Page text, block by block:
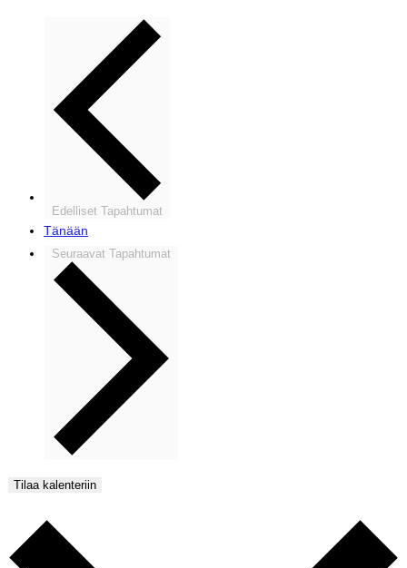
Edelliset Tapahtumat
Tänään
Seuraavat Tapahtumat
Tilaa kalenteriin